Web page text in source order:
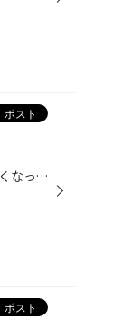
皆さまこんにちは、仙台市の長町エリアにありますタイヤ館286です！ 最近暖かくなってきたことで、お出掛けする機会も増えたのではないでしょうか？ 定期的にお車のメンテナンスしていらっしゃいますか？ タイヤ館では無料のお車安全点検を行っております！ タイヤだけではなく、エンジンオイル・バ...